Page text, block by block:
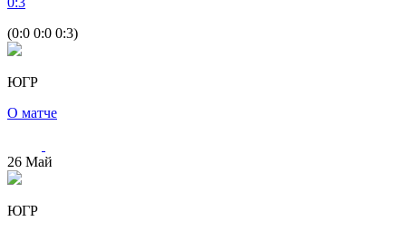
(0:0 0:0 0:3)
ЮГР
О матче
26 Май
ЮГР